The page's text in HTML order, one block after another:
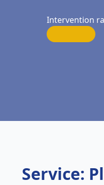
Intervention
Service: